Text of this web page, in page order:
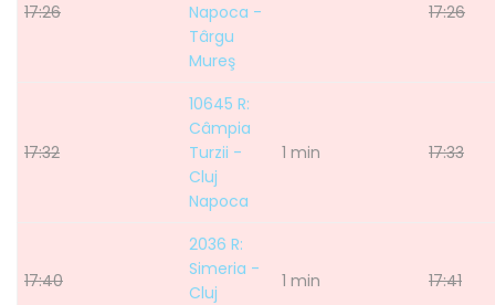
17:26
Napoca -
Târgu
Mureş
17:26
17:32
10645 R:
Câmpia
Turzii -
Cluj
Napoca
1 min 17:33
17:40
2036 R:
Simeria -
Cluj
1 min 17:41